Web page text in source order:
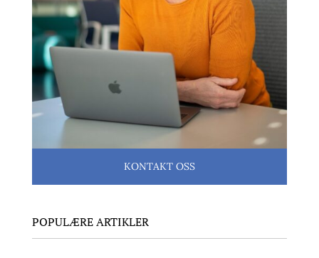
KONTAKT OSS
POPULÆRE ARTIKLER